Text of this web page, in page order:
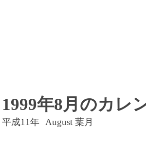
1999年8月のカレ
平成11年 August 葉月